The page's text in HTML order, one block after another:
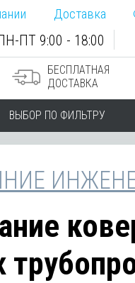
Доставка
ПТ 9:00 - 18:00
БЕСПЛАТНАЯ
ДОСТАВКА
ВЫБОР ПО ФИЛЬТРУ